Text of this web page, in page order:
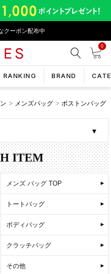
クーポン配布中
0
RANKING BRAND
メンズバッグ ボストンバッグ
ITEM
メンズ バッグ TOP
トートバッグ
ボディバッグ
クラッチバッグ
その他